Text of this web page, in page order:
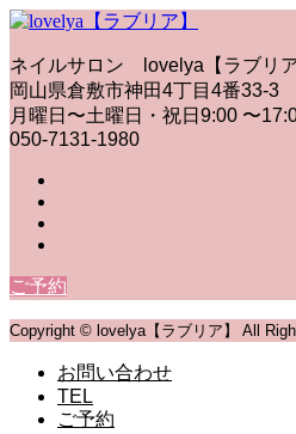
ネイルサロン lovelya【ラブリア
岡山県倉敷市神田4丁目4番33-3
月曜日〜土曜日・祝日9:00 〜
050-7131-1980
ご予約
Copyright © lovelya【ラブリア】 All
お問い合わせ
TEL
ご予約